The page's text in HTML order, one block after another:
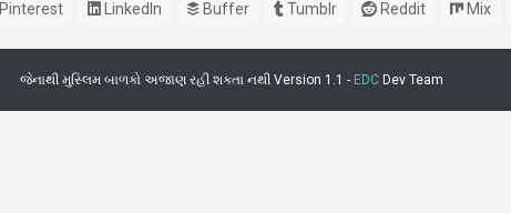
Pinterest LinkedIn Buffer Tumblr Reddit Mix
જેનાથી મુસ્લિમ બાળકો અજાણ રહી શકતા નથી Version 1.1 - EDC Dev Team